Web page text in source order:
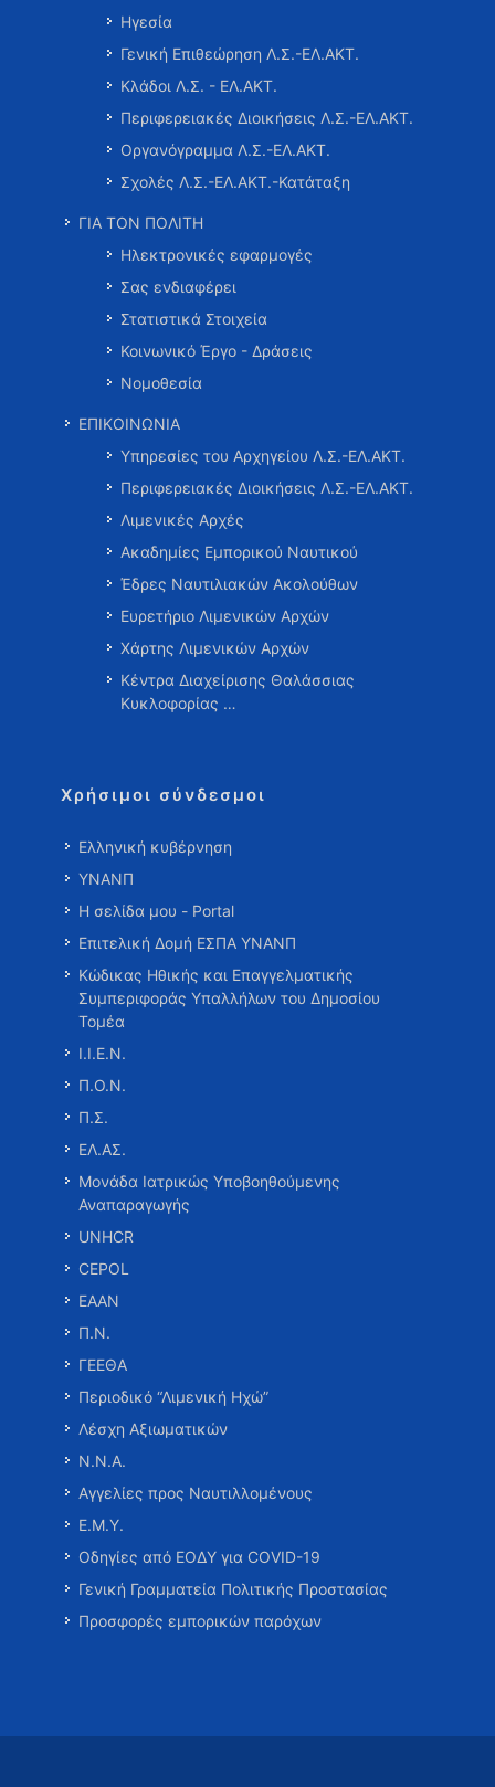
Ηγεσία
Γενική Επιθεώρηση Λ.Σ.-ΕΛ.ΑΚΤ.
Κλάδοι Λ.Σ. - ΕΛ.ΑΚΤ.
Περιφερειακές Διοικήσεις Λ.Σ.-ΕΛ.ΑΚΤ.
Οργανόγραμμα Λ.Σ.-ΕΛ.ΑΚΤ.
Σχολές Λ.Σ.-ΕΛ.ΑΚΤ.-Κατάταξη
ΓΙΑ ΤΟΝ ΠΟΛΙΤΗ
Ηλεκτρονικές εφαρμογές
Σας ενδιαφέρει
Στατιστικά Στοιχεία
Κοινωνικό Έργο - Δράσεις
Νομοθεσία
ΕΠΙΚΟΙΝΩΝΙΑ
Υπηρεσίες του Αρχηγείου Λ.Σ.-ΕΛ.ΑΚΤ.
Περιφερειακές Διοικήσεις Λ.Σ.-ΕΛ.ΑΚΤ.
Λιμενικές Αρχές
Ακαδημίες Εμπορικού Ναυτικού
Έδρες Ναυτιλιακών Ακολούθων
Ευρετήριο Λιμενικών Αρχών
Χάρτης Λιμενικών Αρχών
Κέντρα Διαχείρισης Θαλάσσιας
Κυκλοφορίας …
Χρήσιμοι σύνδεσμοι
Ελληνική κυβέρνηση
ΥΝΑΝΠ
Η σελίδα μου - Portal
Επιτελική Δομή ΕΣΠΑ ΥΝΑΝΠ
Κώδικας Ηθικής και Επαγγελματικής
Συμπεριφοράς Υπαλλήλων του Δημοσίου
Τομέα
Ι.Ι.Ε.Ν.
Π.Ο.Ν.
Π.Σ.
ΕΛ.ΑΣ.
Μονάδα Ιατρικώς Υποβοηθούμενης
Αναπαραγωγής
UNHCR
CEPOL
ΕΑΑΝ
Π.Ν.
ΓΕΕΘΑ
Περιοδικό “Λιμενική Ηχώ”
Λέσχη Αξιωματικών
Ν.Ν.Α.
Αγγελίες προς Ναυτιλλομένους
Ε.Μ.Υ.
Οδηγίες από ΕΟΔΥ για COVID-19
Γενική Γραμματεία Πολιτικής Προστασίας
Προσφορές εμπορικών παρόχων